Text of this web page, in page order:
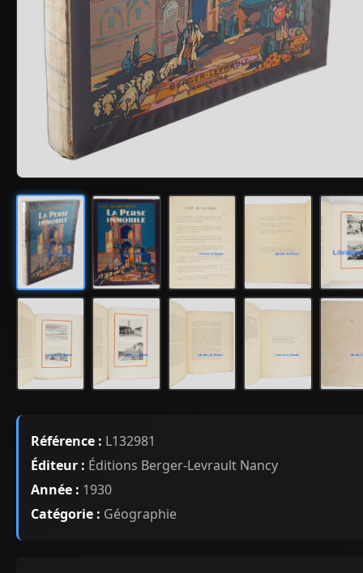
Référence : L132981
Éditeur : Éditions Berger-Levrault Nancy
Année : 1930
Catégorie : Géographie